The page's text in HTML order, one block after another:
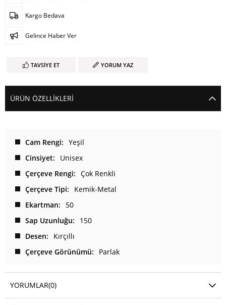
Kargo Bedava
Gelince Haber Ver
TAVSIYE ET YORUM YAZ
ÜRÜN ÖZELLIKLERI
Cam Rengi
Yeşil
Cinsiyet
Unisex
Çerçeve Rengi
Çok Renkli
Çerçeve Tipi
Kemik-Metal
Ekartman
50
Sap Uzunluğu
150
Desen
Kırçıllı
Çerçeve Görünümü
Parlak
YORUMLAR(0)